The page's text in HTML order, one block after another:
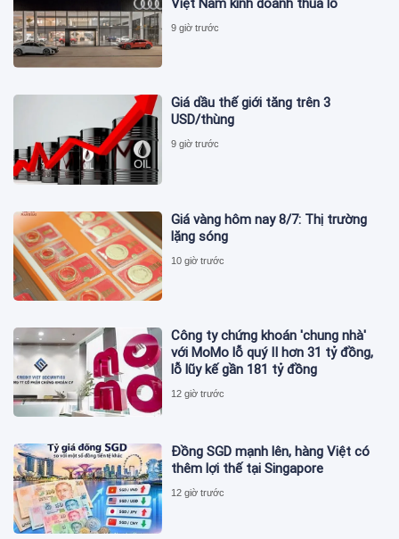
Việt Nam kinh doanh thua lỗ
9 giờ trước
Giá dầu thế giới tăng trên 3
USD/thùng
9 giờ trước
Giá vàng hôm nay 8/7: Thị trường
lặng sóng
10 giờ trước
Công ty chứng khoán 'chung nhà'
với MoMo lỗ quý II hơn 31 tỷ đồng,
lỗ lũy kế gần 181 tỷ đồng
12 giờ trước
Đồng SGD mạnh lên, hàng Việt có
thêm lợi thế tại Singapore
12 giờ trước